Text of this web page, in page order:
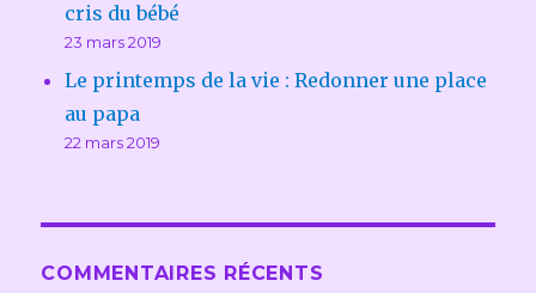
cris du bébé
23 mars 2019
Le printemps de la vie : Redonner une place
au papa
22 mars 2019
COMMENTAIRES RÉCENTS